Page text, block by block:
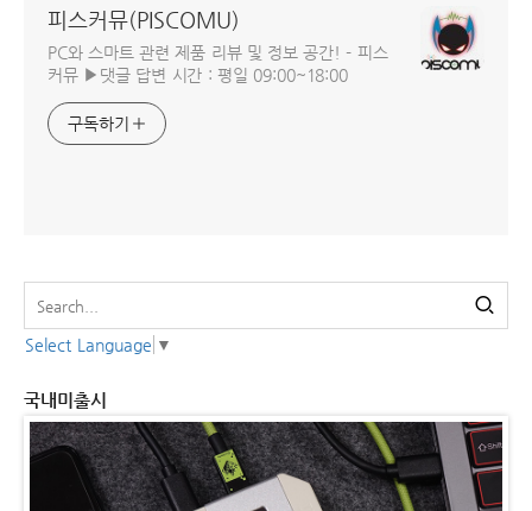
피스커뮤(PISCOMU)
PC와 스마트 관련 제품 리뷰 및 정보 공간! - 피스
커뮤 ▶댓글 답변 시간 : 평일 09:00~18:00
구독하기
Select Language ▼
국내미출시